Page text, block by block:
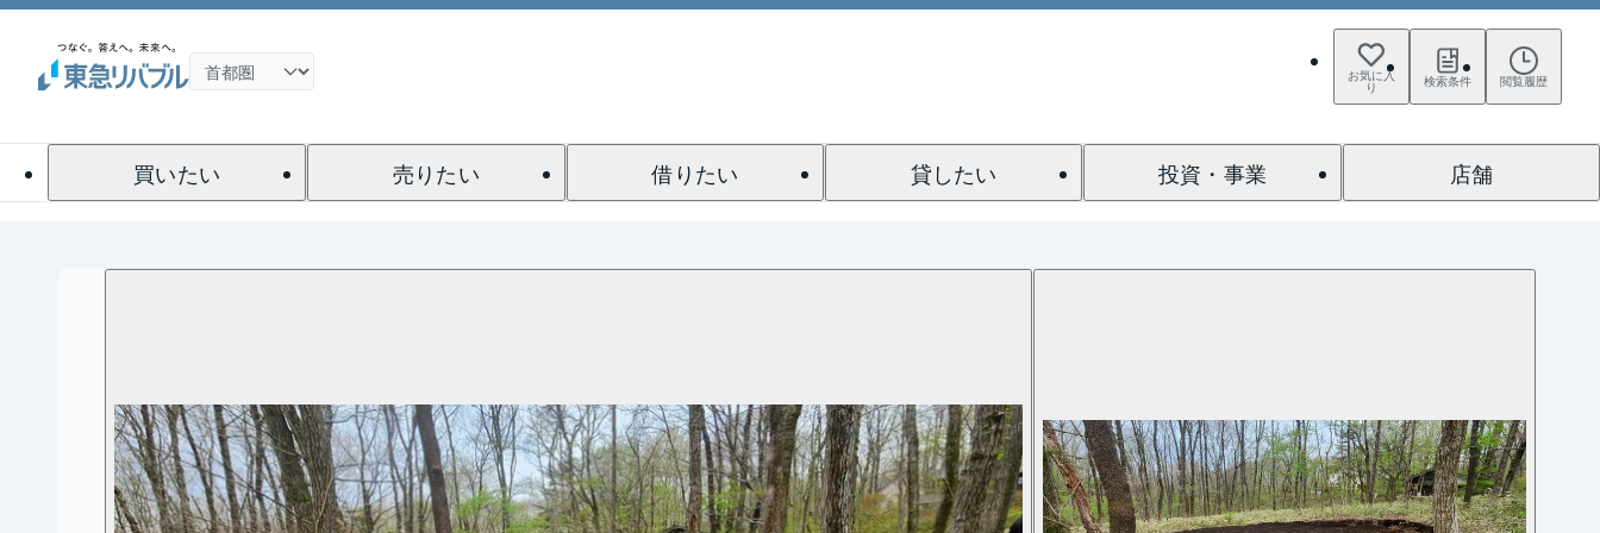
お気に入
り 検索条件 閲覧履歴
買いたい 売りたい 借りたい 貸したい 投資・事業 店舗